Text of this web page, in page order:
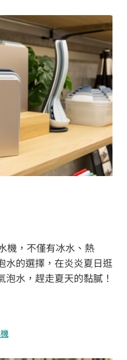
機，不僅有冰水、熱
水的選擇，在炎炎夏日逛
水，趕走夏天的黏膩！